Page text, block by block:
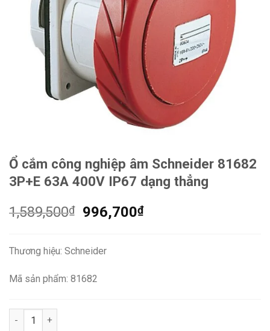
Ổ cắm công nghiệp âm Schneider 81682
3P+E 63A 400V IP67 dạng thẳng
1,589,500₫
Giá
1,589,500₫.
996,700₫Giá
Thương hiệu: Schneider
Mã sản phẩm: 81682
Ổ cắm công nghiệp âm Schneider 81682 3P+E 63A 400V IP67